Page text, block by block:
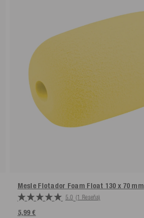
Mesle Flotador Foam Float 130 x 70 mm
5.0 (1 Reseña)
5,99 €